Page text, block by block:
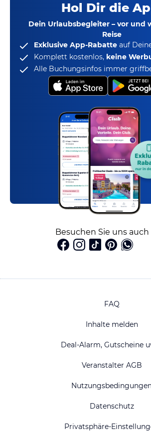
Hol Dir die
Dein Urlaubsbegleiter – vor und
Reise
Exklusive App-Rabatte auf
Komplett kostenlos, keine
Alle Buchungsinfos immer
Besuchen Sie uns auch
FAQ
Inhalte melden
Deal-Alarm, Gutscheine
Veranstalter AGB
Datenschutz
Privatsphäre-